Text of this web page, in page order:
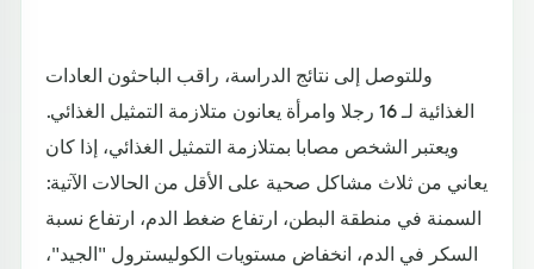
وللتوصل إلى نتائج الدراسة، راقب الباحثون العادات
الغذائية لـ 16 رجلا وامرأة يعانون متلازمة التمثيل الغذائي.
ويعتبر الشخص مصابا بمتلازمة التمثيل الغذائي، إذا كان
يعاني من ثلاث مشاكل صحية على الأقل من الحالات الآتية:
السمنة في منطقة البطن، ارتفاع ضغط الدم، ارتفاع نسبة
السكر في الدم، انخفاض مستويات الكوليسترول "الجيد"،